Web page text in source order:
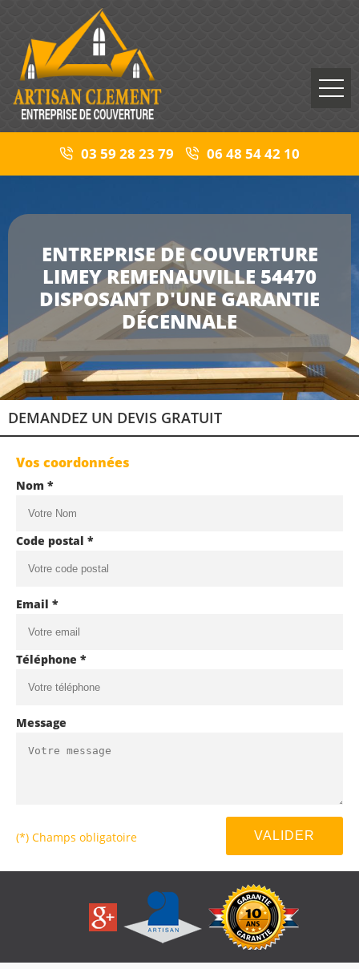
03 59 28 23 79 06 48 54 42 10
ENTREPRISE DE COUVERTURE
LIMEY REMENAUVILLE 54470
DISPOSANT D'UNE GARANTIE
DÉCENNALE
DEMANDEZ UN DEVIS GRATUIT
Vos coordonnées
Nom *
Code postal *
Email *
Téléphone *
Message
(*) Champs obligatoire